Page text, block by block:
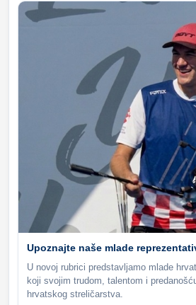
Upoznajte naše mlade
U novoj rubrici predstavljamo mlade
koji svojim trudom, talentom i
hrvatskog streličarstva.